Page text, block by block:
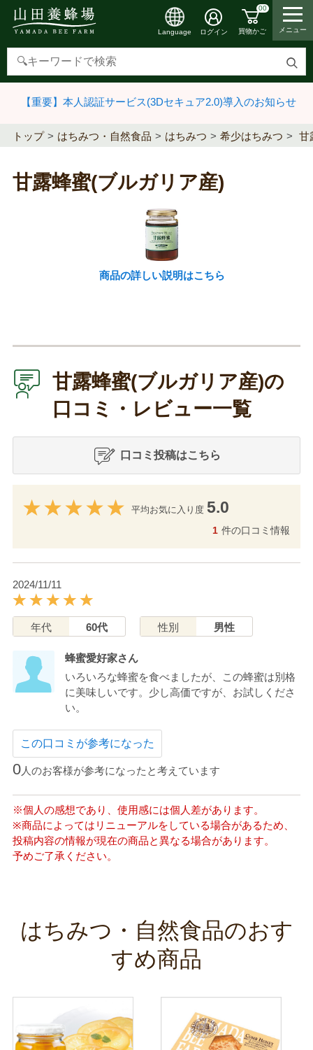
検
す
Language ログイン
00
買物かご メニュー
【重要】本人認証サービス(3Dセキュア2.0)導入のお知らせ
トップ はちみつ・自然食品 はちみつ 希少はちみつ 甘
甘露蜂蜜(ブルガリア産)
商品の詳しい説明はこちら
甘露蜂蜜(ブルガリア産)の
口コミ・レビュー一覧
口コミ投稿はこちら
平均お気に入り度 5.0
1 件の口コミ情報
2024/11/11
年代 60代 性別 男性
蜂蜜愛好家さん
いろいろな蜂蜜を食べましたが、この蜂蜜は別格
に美味しいです。少し高価ですが、お試しくださ
い。
この口コミが参考になった
0人のお客様が参考になったと考えています
※個人の感想であり、使用感には個人差があります。
※商品によってはリニューアルをしている場合があるため、
投稿内容の情報が現在の商品と異なる場合があります。
予めご了承ください。
はちみつ・自然食品のおす
すめ商品